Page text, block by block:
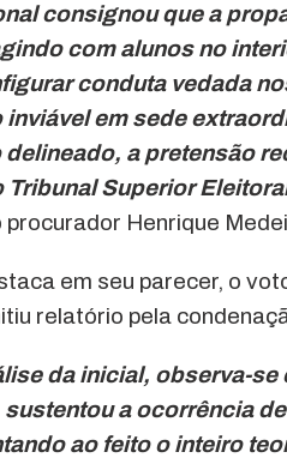
consignou que a
com alunos no
conduta vedada
em sede
a pretensão
Tribunal Superior
procurador Henrique
em seu parecer, o
relatório pela
da inicial, observa-
a ocorrência
ao feito o inteiro